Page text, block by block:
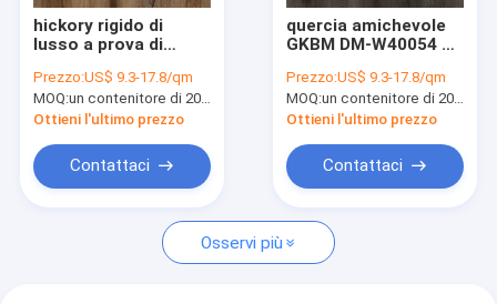
Pavimentazione del vinile del cemento
Pavimentazione di pietra del vinile del modello
Profili della finestra di UPVC
hickory rigido di
lusso a prova di
W40020 della
pavimentazione di
SPC del centro di
Prezzo:US$ 9.3-17.8/qm
MOQ:un contenitore di 20FT, o 2500 metri quadri;
Ottieni l'ultimo prezzo
Contattaci
quercia amichevole
GKBM DM-W40054 di
prova umida di Eco
della plancia di lusso
del vinile del centro
Prezzo:US$ 9.3-17.8/qm
MOQ:un contenitore di 20FT, o 2500 metri quadri;
Ottieni l'ultimo prezzo
Contattaci
Osservi più